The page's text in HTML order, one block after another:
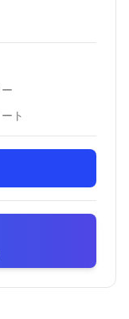
ト